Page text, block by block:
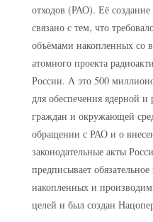
отходов (РАО). Её
связано с тем, что
объёмами накопленных со
атомного проекта
России. А это 500
для обеспечения ядерной
граждан и окружающей
обращении с РАО и о
законодательные акты
предписывает
накопленных и
целей и был создан